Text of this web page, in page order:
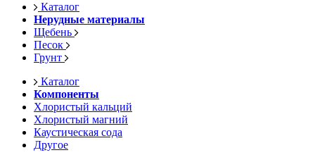
Каталог
Нерудные материалы
Щебень
Песок
Грунт
Каталог
Компоненты
Хлористый кальций
Хлористый магний
Каустическая сода
Другое